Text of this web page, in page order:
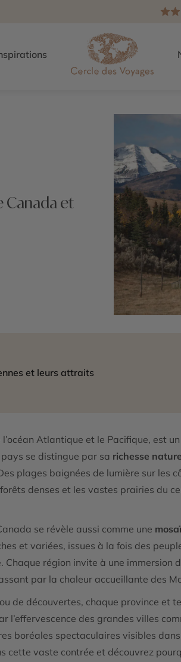
Canada et
et leurs attraits
Atlantique et le Pacifique, est un
se distingue par sa richesse
plages baignées de lumière sur les
denses et les vastes prairies du
se révèle aussi comme une
et variées, issues à la fois des
Chaque région invite à une immersion
par la chaleur accueillante des
de découvertes, chaque province et
l’effervescence des grandes villes
boréales spectaculaires visibles
cette vaste contrée et découvrez